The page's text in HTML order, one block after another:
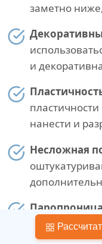
заметно
и
нанести и
Несложная
за счет того,